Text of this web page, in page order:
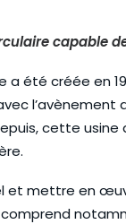
capable
a été créée en
cette
et mettre en